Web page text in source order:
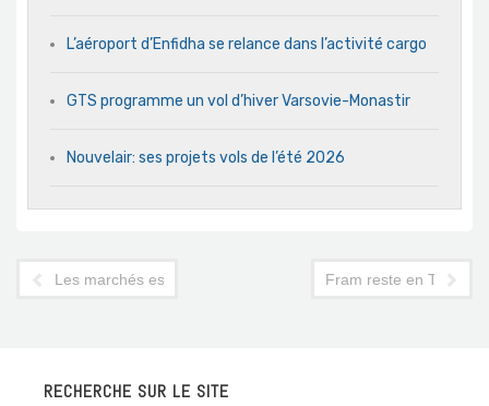
L’aéroport d’Enfidha se relance dans l’activité cargo
GTS programme un vol d’hiver Varsovie-Monastir
Nouvelair: ses projets vols de l’été 2026
Les marchés espagnol et scandinave en pleine dérive
Fram reste en Tunisie
RECHERCHE SUR LE SITE